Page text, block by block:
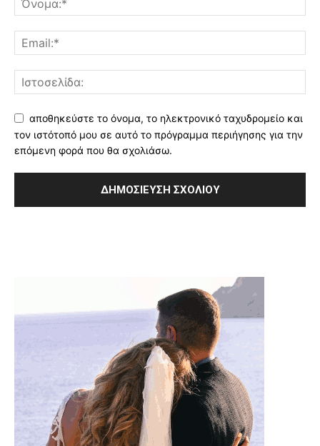
αποθηκεύστε το όνομα, το ηλεκτρονικό ταχυδρομείο και
τον ιστότοπό μου σε αυτό το πρόγραμμα περιήγησης για την
επόμενη φορά που θα σχολιάσω.